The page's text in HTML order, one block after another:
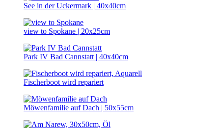
See in der Uckermark | 40x40cm
view to Spokane | 20x25cm
Park IV Bad Cannstatt | 40x40cm
Fischerboot wird repariert
Möwenfamilie auf Dach | 50x55cm